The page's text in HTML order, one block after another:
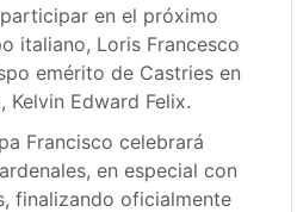
en el próximo
italiano, Loris Francesco
emérito de Castries en
Kelvin Edward Felix.
Francisco celebrará
en especial con
finalizando oficialmente